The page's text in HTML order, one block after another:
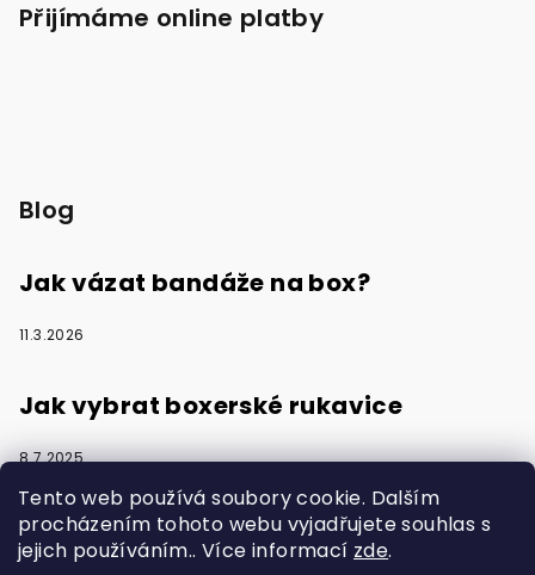
Tento web používá soubory cookie. Dalším
procházením tohoto webu vyjadřujete souhlas s
jejich používáním.. Více informací zde.
Přijímáme online platby
Blog
Jak vázat bandáže na box?
11.3.2026
Jak vybrat boxerské rukavice
8.7.2025
Vytvořilo s